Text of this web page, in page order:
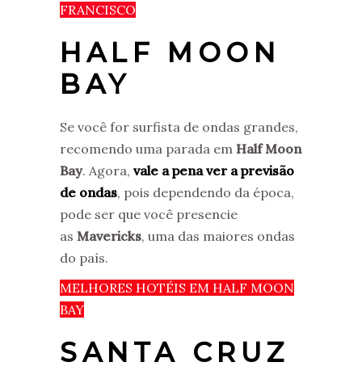
FRANCISCO
HALF MOON
BAY
Se você for surfista de ondas grandes,
recomendo uma parada em Half Moon
Bay. Agora, vale a pena ver a previsão
de ondas, pois dependendo da época,
pode ser que você presencie
as Mavericks, uma das maiores ondas
do país.
MELHORES HOTÉIS EM HALF MOON
BAY
SANTA CRUZ